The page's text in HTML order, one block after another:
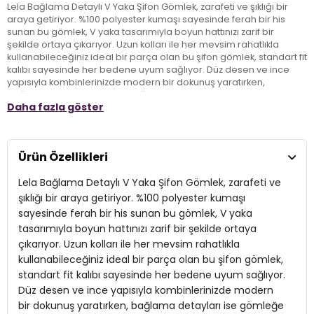
Lela Bağlama Detaylı V Yaka Şifon Gömlek, zarafeti ve şıklığı bir
araya getiriyor. %100 polyester kumaşı sayesinde ferah bir his
sunan bu gömlek, V yaka tasarımıyla boyun hattınızı zarif bir
şekilde ortaya çıkarıyor. Uzun kolları ile her mevsim rahatlıkla
kullanabileceğiniz ideal bir parça olan bu şifon gömlek, standart fit
kalıbı sayesinde her bedene uyum sağlıyor. Düz desen ve ince
yapısıyla kombinlerinizde modern bir dokunuş yaratırken,
bağlama detayları ise gömleğe şık bir hava katıyor. Hem gündelik
kullanıma hem de özel davetlere uyum sağlayan Lela gömlek,
Model:Gömlek
Desen:Düz
Materyal: %100 Polyester
Yaka Tipi:V Yaka
Kol Tipi:Uzun Kol
Uzunluk:
Kalınlık:İnce
Daha fazla göster
Ürün Özellikleri
Lela Bağlama Detaylı V Yaka Şifon Gömlek, zarafeti ve
şıklığı bir araya getiriyor. %100 polyester kumaşı
sayesinde ferah bir his sunan bu gömlek, V yaka
tasarımıyla boyun hattınızı zarif bir şekilde ortaya
çıkarıyor. Uzun kolları ile her mevsim rahatlıkla
kullanabileceğiniz ideal bir parça olan bu şifon gömlek,
standart fit kalıbı sayesinde her bedene uyum sağlıyor.
Düz desen ve ince yapısıyla kombinlerinizde modern
bir dokunuş yaratırken, bağlama detayları ise gömleğe